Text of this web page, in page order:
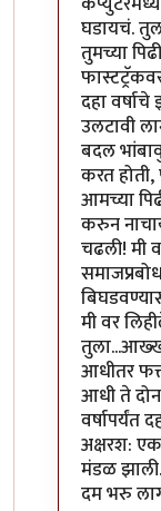
घडायचं.
तुमच्या
दहा
उलटावी
बदल
करत
आमच्या
करुन
चढली! मी
मी वर
आधीतर
आधी ते दोन
वर्षापर्यंत
अक्षरश:
मंडळ झाली.
दम भरु